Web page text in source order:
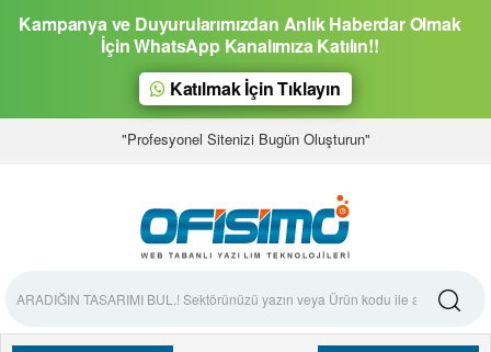
Kampanya ve Duyurularımızdan Anlık Haberdar Olmak
İçin WhatsApp Kanalımıza Katılın!!
Katılmak İçin Tıklayın
"Profesyonel Sitenizi Bugün Oluşturun"